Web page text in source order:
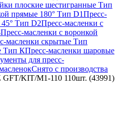
плоские шестигранные Тип
прямые 180° Тип D1Пресс-
45° Тип D2Пресс-масленки с
Пресс-масленки с воронкой
масленки скрытые Тип
Тип КПресс-масленки шаровые
для пресс-
Снято с производства
GFT/KIT/M1-110 110шт. (43991)